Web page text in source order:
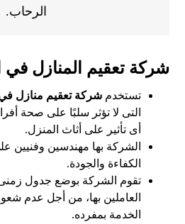
الرحاب.
شركة تعقيم المنازل في
تستخدمشركة تعقيم منازل
التى لا تؤثر سلبًا على صحة
أى تأثير على أثاث المنزل.
الشركة بها مهندسين
الكفاءة والجودة.
تقوم الشركة بوضع جدول
العاملين بها، من أجل عدم
الخدمة بمفرده.